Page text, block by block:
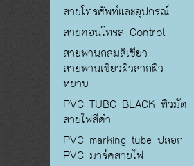
สายโทรศัพท์และอุปกรณ์
สายคอนโทรล Control
สายพานกลมสีเขียว
สายพานเขียวผิวสากผิว
หยาบ
PVC TUBE BLACK ทิวมัด
สายไฟสีดำ
PVC marking tube ปลอก
PVC มาร์คสายไฟ